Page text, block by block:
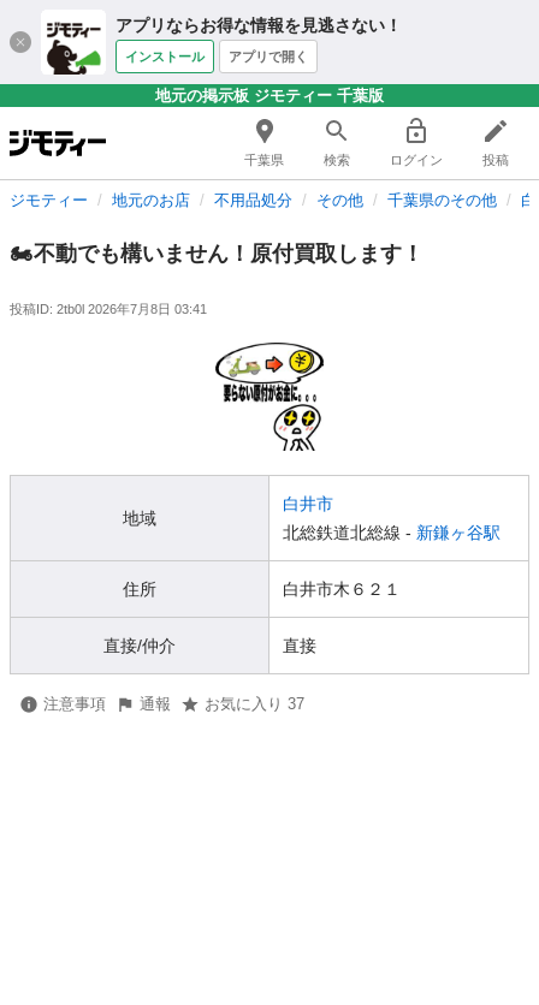
アプリならお得な情報を見逃さない！
インストール アプリで開く
地元の掲示板 ジモティー 千葉版
千葉県 検索 ログイン 投稿
ジモティー 地元のお店 不用品処分 その他 千葉県のその他
🏍不動でも構いません！原付買取します！
投稿ID: 2tb0l 2026年7月8日 03:41
地域
白井市
北総鉄道北総線 - 新鎌ヶ谷駅
住所 白井市木６２１
直接/仲介 直接
注意事項 通報 お気に入り 37